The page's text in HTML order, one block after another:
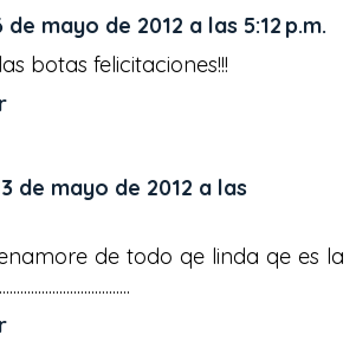
de mayo de 2012 a las 5:12 p.m.
botas felicitaciones!!!
de mayo de 2012 a las
de todo qe linda qe es la